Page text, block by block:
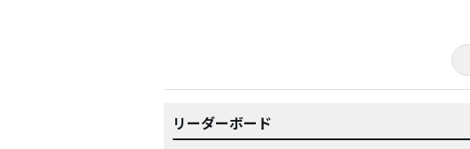
リーダーボード